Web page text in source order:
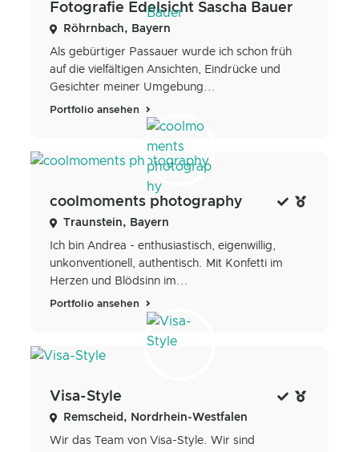
Fotografie Edelsicht Sascha Bauer
Röhrnbach, Bayern
Als gebürtiger Passauer wurde ich schon früh
auf die vielfältigen Ansichten, Eindrücke und
Gesichter meiner Umgebung...
Portfolio ansehen
coolmoments photography
Traunstein, Bayern
Ich bin Andrea - enthusiastisch, eigenwillig,
unkonventionell, authentisch. Mit Konfetti im
Herzen und Blödsinn im...
Portfolio ansehen
Visa-Style
Remscheid, Nordrhein-Westfalen
Wir das Team von Visa-Style. Wir sind